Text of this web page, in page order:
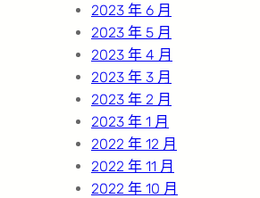
2023 年 6 月
2023 年 5 月
2023 年 4 月
2023 年 3 月
2023 年 2 月
2023 年 1 月
2022 年 12 月
2022 年 11 月
2022 年 10 月